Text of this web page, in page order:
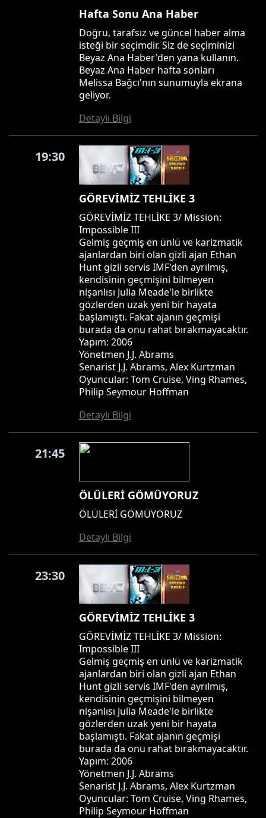
Hafta Sonu Ana Haber
Doğru, tarafsız ve güncel haber alma
isteği bir seçimdir. Siz de seçiminizi
Beyaz Ana Haber'den yana kullanın.
Beyaz Ana Haber hafta sonları
Melissa Bağcı'nın sunumuyla ekrana
geliyor.
Detaylı Bilgi
19:30
GÖREVİMİZ TEHLİKE 3
GÖREVİMİZ TEHLİKE 3/ Mission:
Impossible III
Gelmiş geçmiş en ünlü ve karizmatik
ajanlardan biri olan gizli ajan Ethan
Hunt gizli servis IMF'den ayrılmış,
kendisinin geçmişini bilmeyen
nişanlısı Julia Meade'le birlikte
gözlerden uzak yeni bir hayata
başlamıştı. Fakat ajanın geçmişi
burada da onu rahat bırakmayacaktır.
Yapım: 2006
Yönetmen J.J. Abrams
Senarist J.J. Abrams, Alex Kurtzman
Oyuncular: Tom Cruise, Ving Rhames,
Philip Seymour Hoffman
Detaylı Bilgi
21:45
ÖLÜLERİ GÖMÜYORUZ
ÖLÜLERİ GÖMÜYORUZ
Detaylı Bilgi
23:30
GÖREVİMİZ TEHLİKE 3
GÖREVİMİZ TEHLİKE 3/ Mission:
Impossible III
Gelmiş geçmiş en ünlü ve karizmatik
ajanlardan biri olan gizli ajan Ethan
Hunt gizli servis IMF'den ayrılmış,
kendisinin geçmişini bilmeyen
nişanlısı Julia Meade'le birlikte
gözlerden uzak yeni bir hayata
başlamıştı. Fakat ajanın geçmişi
burada da onu rahat bırakmayacaktır.
Yapım: 2006
Yönetmen J.J. Abrams
Senarist J.J. Abrams, Alex Kurtzman
Oyuncular: Tom Cruise, Ving Rhames,
Philip Seymour Hoffman